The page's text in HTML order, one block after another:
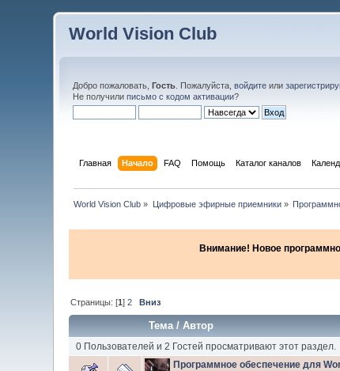
World Vision Club
Добро пожаловать,Гость . Пожалуйста,войдите или
Не получилиписьмо с кодом активации?
Главная Начало FAQ Помощь Каталог каналов
World Vision Club » Цифровые эфирные приемники»
Внимание! Новое
Страницы: [1]2 Вниз
Тема /Автор
0 Пользователей и 2 Гостей просматривают этот раздел.
Программное обеспечение для